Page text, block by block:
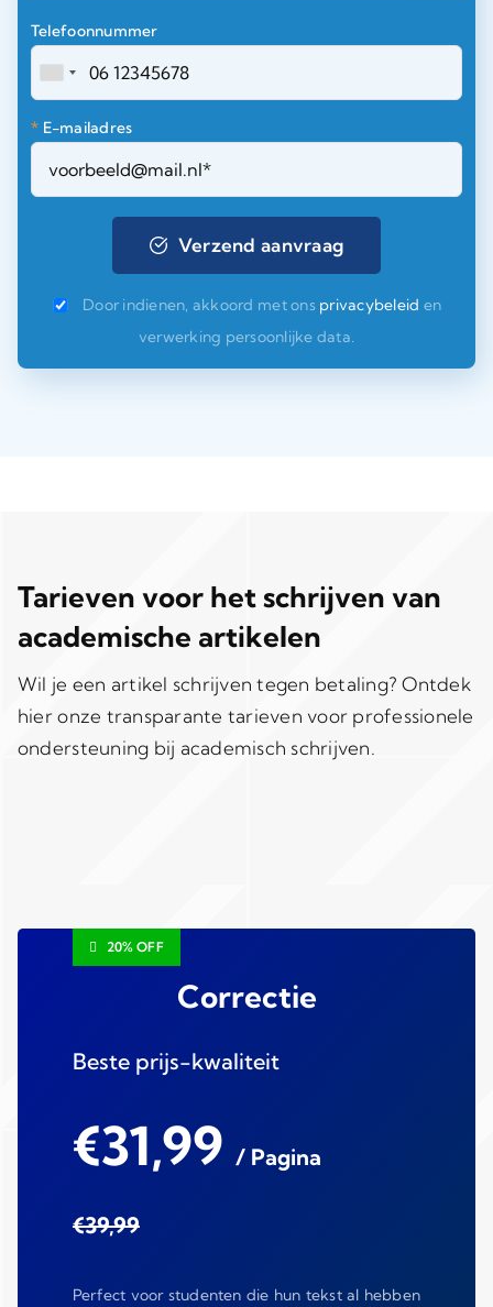
Telefoonnummer
* E-mailadres
Door indienen, akkoord met ons privacybeleid en
verwerking persoonlijke data.
Tarieven voor het schrijven van
academische artikelen
Wil je een artikel schrijven tegen betaling? Ontdek
hier onze transparante tarieven voor professionele
ondersteuning bij academisch schrijven.
20% OFF
Correctie
Beste prijs-kwaliteit
€31,99 / Pagina
€39,99
Perfect voor studenten die hun tekst al hebben